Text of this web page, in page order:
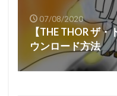
07/08/2020
【THE THOR ザ
ウンロード方法